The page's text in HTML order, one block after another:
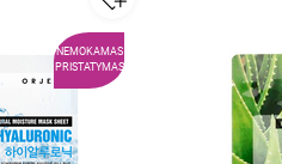
NEMOKAMAS
PRISTATYMAS